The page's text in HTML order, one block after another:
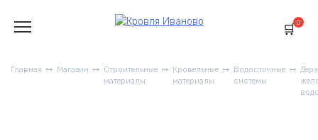
содержанию
0
Главная Магазин
Строительные
материалы
Кровельные
материалы
Водосточные
системы